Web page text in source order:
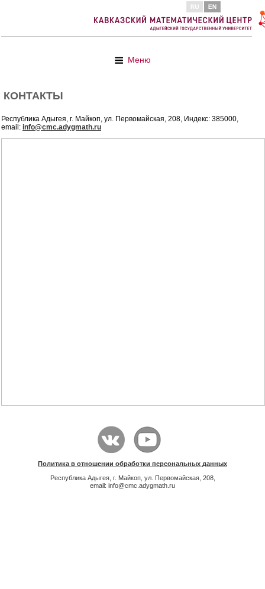
Меню
КОНТАКТЫ
Республика Адыгея, г. Майкоп, ул. Первомайская, 208, Индекс: 385000,
email: info@cmc.adygmath.ru
Политика в отношении обработки персональных данных
Республика Адыгея, г. Майкоп, ул. Первомайская, 208,
email: info@cmc.adygmath.ru